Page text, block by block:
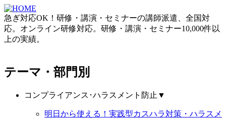
急ぎ対応OK！研修・講演・セミナーの講師派遣、全国対
応。オンライン研修対応。研修・講演・セミナー10,000件以
上の実績。
テーマ・部門別
コンプライアンス･ハラスメント防止 ▼
明日から使える！実践型カスハラ対策・ハラスメ